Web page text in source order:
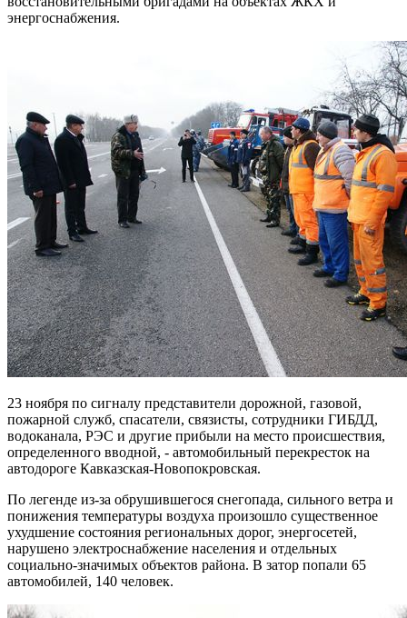
энергоснабжения.
23 ноября по сигналу представители дорожной, газовой,
пожарной служб, спасатели, связисты, сотрудники ГИБДД,
водоканала, РЭС и другие прибыли на место происшествия,
определенного вводной, - автомобильный перекресток на
автодороге Кавказская-Новопокровская.
По легенде из-за обрушившегося снегопада, сильного ветра и
понижения температуры воздуха произошло существенное
ухудшение состояния региональных дорог, энергосетей,
нарушено электроснабжение населения и отдельных
социально-значимых объектов района. В затор попали 65
автомобилей, 140 человек.